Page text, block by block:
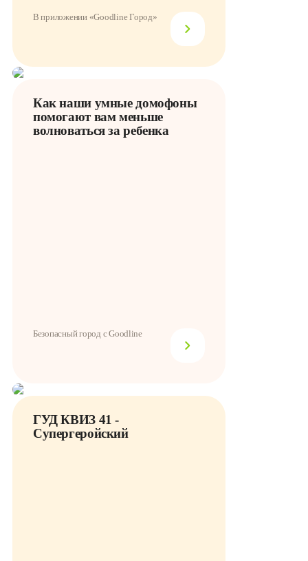
В приложении «Goodline Город»
Как наши умные домофоны
помогают вам меньше
волноваться за ребенка
Безопасный город с Goodline
ГУД КВИЗ 41 -
Супергеройский